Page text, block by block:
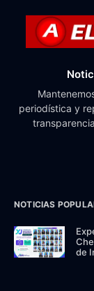
periodística y
NOTICIAS
de